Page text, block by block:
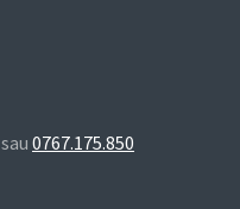
sau0767.175.850